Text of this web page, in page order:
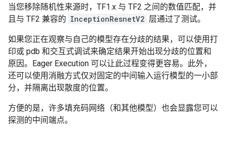
当您移除随机性来源时，TF1.x 与 TF2 之间的数值匹配，并
且与 TF2 兼容的 InceptionResnetV2 层通过了测试。
如果您正在观察与自己的模型存在分歧的结果，可以使用打
印或 pdb 和交互式调试来确定结果开始出现分歧的位置和
原因。Eager Execution 可以让此过程变得更容易。此外，
还可以使用消融方式仅对固定的中间输入运行模型的一小部
分，并隔离出现散度的位置。
方便的是，许多填充码网络（和其他模型）也会显露您可以
探测的中间端点。